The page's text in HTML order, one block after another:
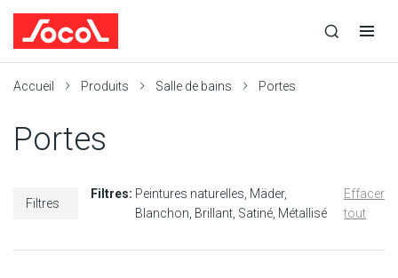
recherche
recherche
navigation
Accueil Produits Salle de bains Portes
Portes
Filtres
Filtres: Peintures naturelles Mäder
Blanchon Brillant Satiné Métallisé
Effacer
tout